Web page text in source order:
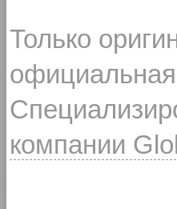
Только
официальная
компании